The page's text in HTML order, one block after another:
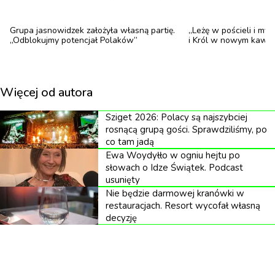
obliczu rosnącej presji na stosowanie języka
neutralnego płciowo.
Marek Puzio – wymienia aspekty prawne, moralne i
etyczne, na podstawie których nauczyciele mają
prawo bronić się przed używaniem zaimków
niebinarnych oraz odmawiać zwracania się do osób
transpłciowych inaczej, niż wskazują ich dane
metrykalne.
Grupa jasnowidzek założyła własną partię.
„Odblokujmy potencjał Polaków”
„Leżę w pościeli i
i Król w nowym
Więcej od autora
Sziget 2026: Polacy są najszybciej
rosnącą grupą gości. Sprawdziliśmy, po
co tam jadą
Ewa Woydyłło w ogniu hejtu po
słowach o Idze Świątek. Podcast
usunięty
Nie będzie darmowej kranówki w
restauracjach. Resort wycofał własną
decyzję